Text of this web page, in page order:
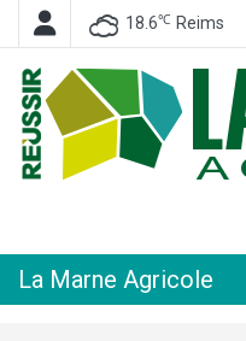
18.6℃ Reims
La Marne Agricole